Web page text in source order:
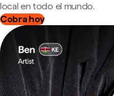
local en todo el mundo.
Cobra hoy